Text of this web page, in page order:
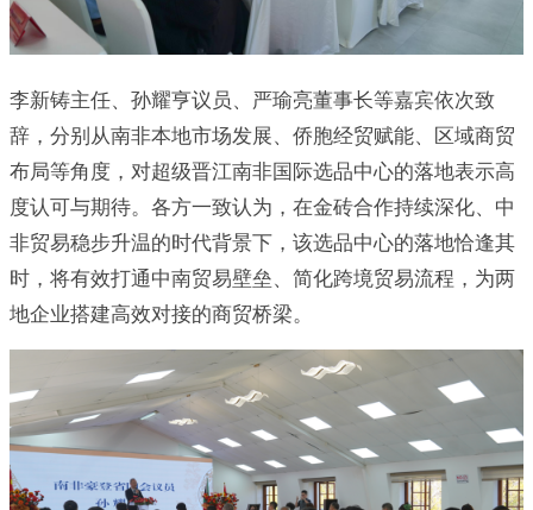
李新铸主任、孙耀亨议员、严瑜亮董事长等嘉宾依次致
辞，分别从南非本地市场发展、侨胞经贸赋能、区域商贸
布局等角度，对超级晋江南非国际选品中心的落地表示高
度认可与期待。各方一致认为，在金砖合作持续深化、中
非贸易稳步升温的时代背景下，该选品中心的落地恰逢其
时，将有效打通中南贸易壁垒、简化跨境贸易流程，为两
地企业搭建高效对接的商贸桥梁。